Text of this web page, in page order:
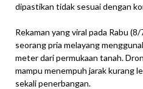
dipastikan tidak sesuai dengan
Rekaman yang viral pada Rabu
seorang pria melayang
meter dari permukaan tanah.
mampu menempuh jarak kurang
sekali penerbangan.